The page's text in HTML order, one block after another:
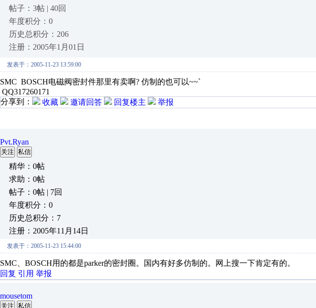
帖子：3帖 | 40回
年度积分：0
历史总积分：206
注册：2005年1月01日
发表于：2005-11-23 13:59:00
SMC BOSCH电磁阀密封件那里有卖啊? 仿制的也可以~~`
QQ317260171
分享到：
收藏 邀请回答 回复楼主 举报
Pvt.Ryan
关注 私信
精华：0帖
求助：0帖
帖子：0帖 | 7回
年度积分：0
历史总积分：7
注册：2005年11月14日
发表于：2005-11-23 15:44:00
SMC、BOSCH用的都是parker的密封圈。国内有好多仿制的。网上搜一下肯定有的。
回复 引用 举报
mousetom
关注 私信